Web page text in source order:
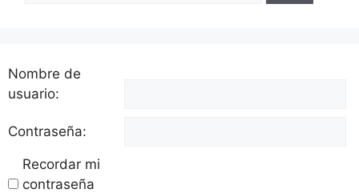
Nombre de
usuario:
Contraseña:
Recordar mi
contraseña